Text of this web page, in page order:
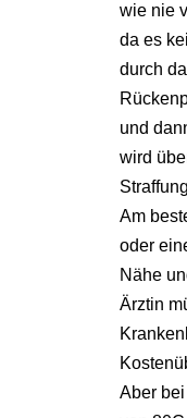
wie nie
da es
durch
und
wird
Am
oder
Nähe
Ärztin
Aber